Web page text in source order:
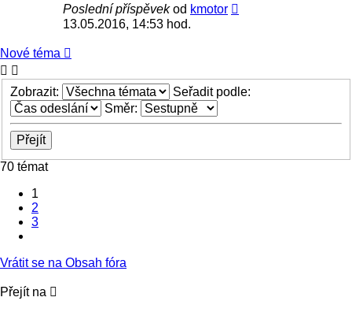
Poslední příspěvekod kmotor
13.05.2016, 14:53 hod.
Nové téma
Zobrazit:
Seřadit podle:
Směr:
70 témat
1
2
3
Vrátit se na Obsah fóra
Přejít na